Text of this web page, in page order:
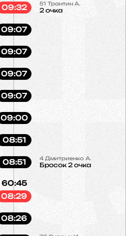
51 Трантин А.
2 очка
09:32
09:07
09:07
09:07
09:07
09:00
08:51
4 Дмитриенко А.
Бросок 2 очка
08:51
60:45
08:29
08:26